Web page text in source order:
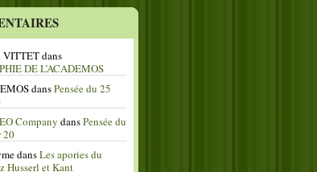
VITTETdans
DE L’ACADEMOS
dansPensée du 25
Company dansPensée du
20
dansLes apories du
Husserl et Kant